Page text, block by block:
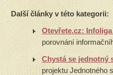
Další články v této kategorii:
Otevřete.cz:
porovnání
Chystá se jednotný
projektu Jednotného